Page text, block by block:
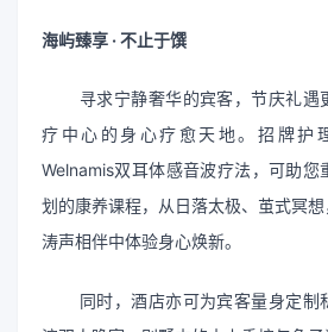
海屿臻享 · 不止于馔
寻求宁静奢华的宾客，节庆礼遇
疗中心的身心疗愈天地。招牌护
Welnamis双耳体感音波疗法，可助您
划的康养课程，从日落太极、茧式冥
涛声相伴中体验身心焕新。
同时，酒店亦可为宾客量身定制